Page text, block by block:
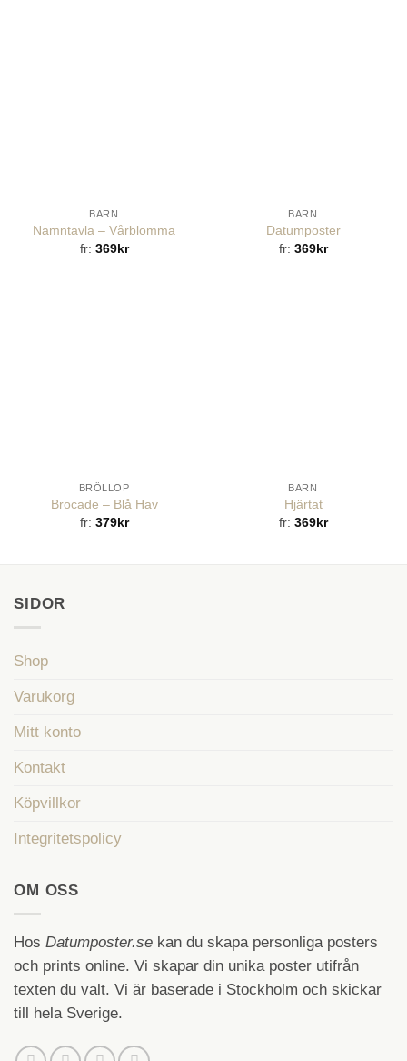
BARN
Namntavla – Vårblomma
fr: 369kr
BARN
Datumposter
fr: 369kr
BRÖLLOP
Brocade – Blå Hav
fr: 379kr
BARN
Hjärtat
fr: 369kr
SIDOR
Shop
Varukorg
Mitt konto
Kontakt
Köpvillkor
Integritetspolicy
OM OSS
Hos Datumposter.se kan du skapa personliga posters
och prints online. Vi skapar din unika poster utifrån
texten du valt. Vi är baserade i Stockholm och skickar
till hela Sverige.